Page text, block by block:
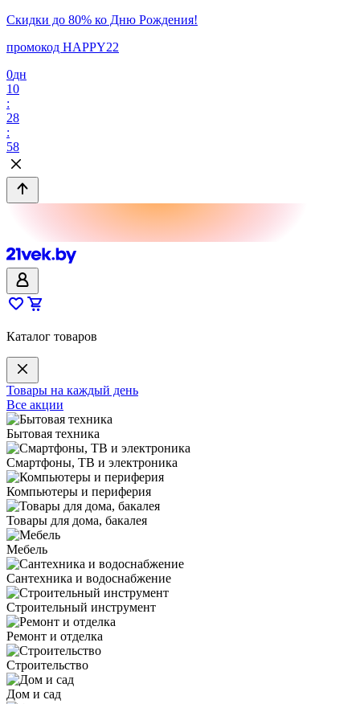
Скидки до 80% ко Дню Рождения!
промокод HAPPY22
0дн
10
:
28
:
58
Каталог товаров
Товары на каждый день
Все акции
Бытовая техника
Смартфоны, ТВ и электроника
Компьютеры и периферия
Товары для дома, бакалея
Мебель
Сантехника и водоснабжение
Строительный инструмент
Ремонт и отделка
Строительство
Дом и сад